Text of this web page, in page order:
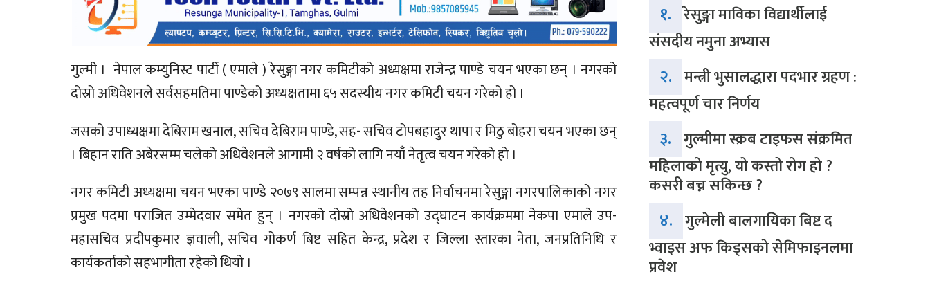
गुल्मी । नेपाल कम्युनिस्ट पार्टी ( एमाले ) रेसुङ्गा नगर कमिटीको अध्यक्षमा राजेन्द्र पाण्डे चयन भएका छन् । नगरको
दोस्रो अधिवेशनले सर्वसहमतिमा पाण्डेको अध्यक्षतामा ६५ सदस्यीय नगर कमिटी चयन गरेको हो ।
जसको उपाध्यक्षमा देबिराम खनाल, सचिव देबिराम पाण्डे, सह- सचिव टोपबहादुर थापा र मिठु बोहरा चयन भएका छन्
। बिहान राति अबेरसम्म चलेको अधिवेशनले आगामी २ वर्षको लागि नयाँ नेतृत्व चयन गरेको हो ।
नगर कमिटी अध्यक्षमा चयन भएका पाण्डे २०७९ सालमा सम्पन्न स्थानीय तह निर्वाचनमा रेसुङ्गा नगरपालिकाको नगर
प्रमुख पदमा पराजित उम्मेदवार समेत हुन् । नगरको दोस्रो अधिवेशनको उद्घाटन कार्यक्रममा नेकपा एमाले उप-
महासचिव प्रदीपकुमार ज्ञवाली, सचिव गोकर्ण बिष्ट सहित केन्द्र, प्रदेश र जिल्ला स्तारका नेता, जनप्रतिनिधि र
कार्यकर्ताको सहभागीता रहेको थियो ।
१. रेसुङ्गा माविका विद्यार्थीलाई
संसदीय नमुना अभ्यास
२. मन्त्री भुसालद्धारा पदभार ग्रहण :
महत्वपूर्ण चार निर्णय
३. गुल्मीमा स्क्रब टाइफस संक्रमित
महिलाको मृत्यु, यो कस्तो रोग हो ?
कसरी बच्न सकिन्छ ?
४. गुल्मेली बालगायिका बिष्ट द
भ्वाइस अफ किड्सको सेमिफाइनलमा
प्रवेश